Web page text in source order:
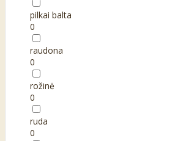
pilkai balta
0
raudona
0
rožinė
0
ruda
0